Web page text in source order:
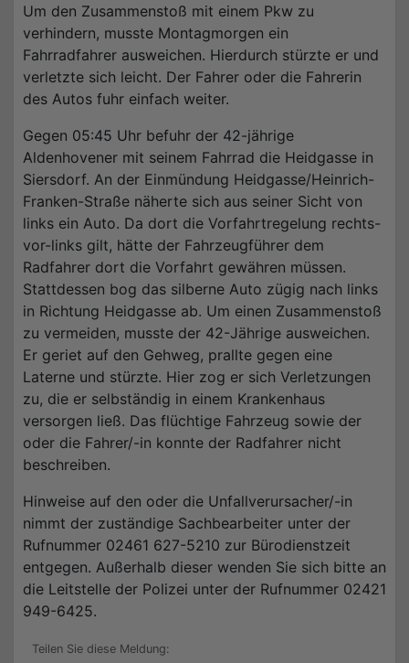
Um den Zusammenstoß mit einem Pkw zu
verhindern, musste Montagmorgen ein
Fahrradfahrer ausweichen. Hierdurch stürzte er und
verletzte sich leicht. Der Fahrer oder die Fahrerin
des Autos fuhr einfach weiter.
Gegen 05:45 Uhr befuhr der 42-jährige
Aldenhovener mit seinem Fahrrad die Heidgasse in
Siersdorf. An der Einmündung Heidgasse/Heinrich-
Franken-Straße näherte sich aus seiner Sicht von
links ein Auto. Da dort die Vorfahrtregelung rechts-
vor-links gilt, hätte der Fahrzeugführer dem
Radfahrer dort die Vorfahrt gewähren müssen.
Stattdessen bog das silberne Auto zügig nach links
in Richtung Heidgasse ab. Um einen Zusammenstoß
zu vermeiden, musste der 42-Jährige ausweichen.
Er geriet auf den Gehweg, prallte gegen eine
Laterne und stürzte. Hier zog er sich Verletzungen
zu, die er selbständig in einem Krankenhaus
versorgen ließ. Das flüchtige Fahrzeug sowie der
oder die Fahrer/-in konnte der Radfahrer nicht
beschreiben.
Hinweise auf den oder die Unfallverursacher/-in
nimmt der zuständige Sachbearbeiter unter der
Rufnummer 02461 627-5210 zur Bürodienstzeit
entgegen. Außerhalb dieser wenden Sie sich bitte an
die Leitstelle der Polizei unter der Rufnummer 02421
949-6425.